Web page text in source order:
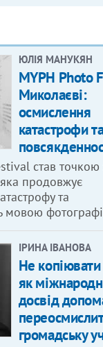
ЮЛІЯ МАНУКЯН
MYPH Photo
Миколаєві:
осмислення
катастрофи
став точкою
продовжує
та
мовою
ІРИНА ІВАНОВА
Не
як
досвід
громадську